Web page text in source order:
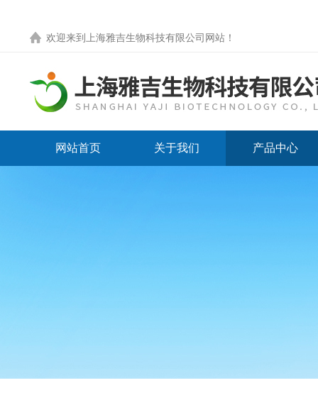
欢迎来到 上海雅吉生物科技有限公司网站 ！
网站首页 关于我们 产品中心